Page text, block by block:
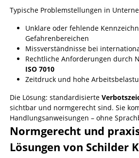
Typische Problemstellungen in
Unklare oder fehlende
Gefahrenbereichen
Missverständnisse bei
Rechtliche Anforderungen durch
ISO 7010
Zeitdruck und hohe
Die Lösung: standardisierte
sichtbar und normgerecht sind. Sie
Handlungsanweisungen – ohne
Normgerecht und
Lösungen von Schilder